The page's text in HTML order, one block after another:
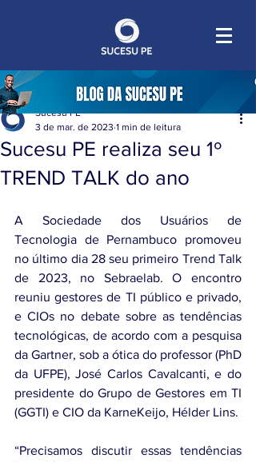
Sucesu PE realiza seu 1º
TREND TALK do ano
Sucesu PE
3 de mar. de 2023 1 min de leitura
A Sociedade dos Usuários de
Tecnologia de Pernambuco promoveu
no último dia 28 seu primeiro Trend Talk
de 2023, no Sebraelab. O encontro
reuniu gestores de TI público e privado,
e CIOs no debate sobre as tendências
tecnológicas, de acordo com a pesquisa
da Gartner, sob a ótica do professor (PhD
da UFPE), José Carlos Cavalcanti, e do
presidente do Grupo de Gestores em TI
(GGTI) e CIO da KarneKeijo, Hélder Lins.
“Precisamos discutir essas tendências